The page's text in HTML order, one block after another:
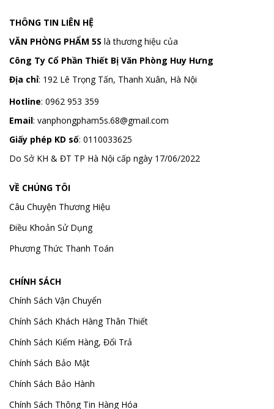
THÔNG TIN LIÊN HỆ
VĂN PHÒNG PHẨM 5S là thương hiệu của
Công Ty Cổ Phần Thiết Bị Văn Phòng Huy Hưng
Địa chỉ: 192 Lê Trọng Tấn, Thanh Xuân, Hà Nội
Hotline: 0962 953 359
Email: vanphongpham5s.68@gmail.com
Giấy phép KD số: 0110033625
Do Sở KH & ĐT TP Hà Nội cấp ngày 17/06/2022
VỀ CHÚNG TÔI
Câu Chuyện Thương Hiệu
Điều Khoản Sử Dụng
Phương Thức Thanh Toán
CHÍNH SÁCH
Chính Sách Vận Chuyển
Chính Sách Khách Hàng Thân Thiết
Chính Sách Kiểm Hàng, Đổi Trả
Chính Sách Bảo Mật
Chính Sách Bảo Hành
Chính Sách Thông Tin Hàng Hóa